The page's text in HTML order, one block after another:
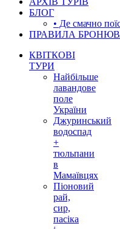
БЛОГ
• Де смачно
ПРАВИЛА
КВІТКОВІ
ТУРИ
Найбільше
лавандове
поле
України
Джуринський
водоспад
+
тюльпани
в
Мамаївцях
Піоновий
рай,
сир,
пасіка